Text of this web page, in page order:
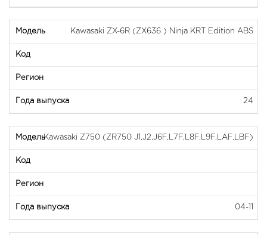
Kawasaki ZX-6R (ZX636 ) Ninja KRT Edition ABS
24
Kawasaki Z750 (ZR750 J1,J2,J6F,L7F,L8F,L9F,LAF,LBF)
04-11